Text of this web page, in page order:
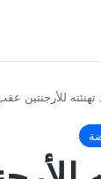
تهنئته